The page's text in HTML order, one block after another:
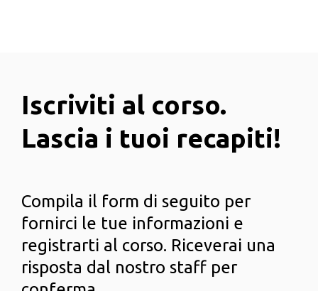
Iscriviti al corso.
Lascia i tuoi recapiti!
Compila il form di seguito per
fornirci le tue informazioni e
registrarti al corso. Riceverai una
risposta dal nostro staff per